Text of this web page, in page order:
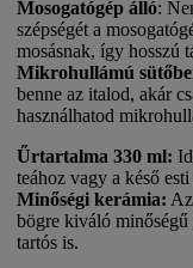
Mosogatógép álló:
szépségét a
mosásnak, így hosszú
Mikrohullámú
benne az italod, akár
használhatod
Űrtartalma 330 ml:
teához vagy a késő
Minőségi kerámia:
bögre kiváló
tartós is.